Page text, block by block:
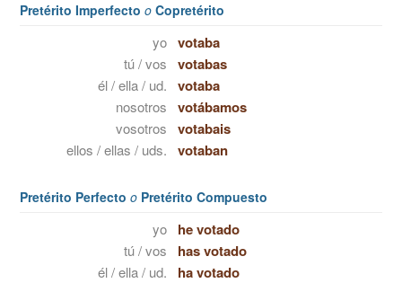
Pretérito Imperfecto o Copretérito
yo votaba
tú / vos votabas
él / ella / ud. votaba
nosotros votábamos
vosotros votabais
ellos / ellas / uds. votaban
Pretérito Perfecto o Pretérito Compuesto
yo he votado
tú / vos has votado
él / ella / ud. ha votado